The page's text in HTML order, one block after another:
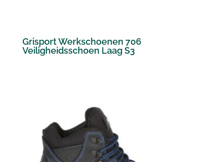
Grisport Werkschoenen 706
Veiligheidsschoen Laag S3